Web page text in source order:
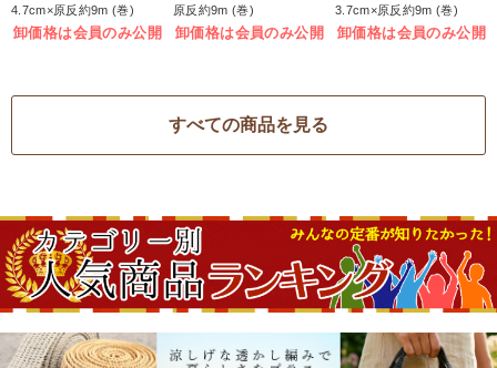
4.7cm×原反約9m (巻)
卸価格は会員のみ公開
原反約9m (巻)
卸価格は会員のみ公開
3.7cm×原反約9m (巻)
卸価格は会員のみ公開
すべての商品を見る